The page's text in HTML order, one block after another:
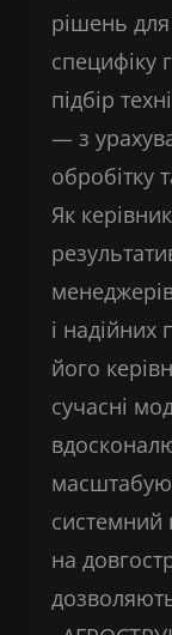
рішень для
специфіку
підбір
— з
обробітку
Як
і надійних
його
сучасні
системний
на